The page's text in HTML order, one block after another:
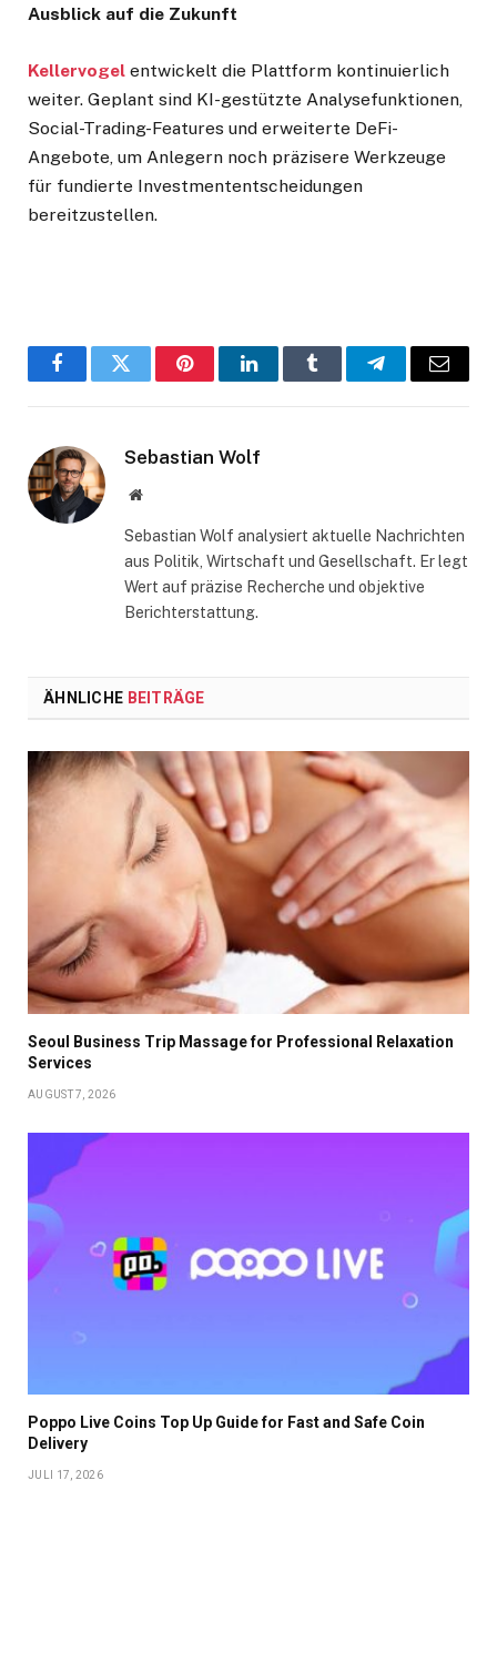
Ausblick auf die Zukunft
Kellervogel entwickelt die Plattform kontinuierlich
weiter. Geplant sind KI-gestützte Analysefunktionen,
Social-Trading-Features und erweiterte DeFi-
Angebote, um Anlegern noch präzisere Werkzeuge
für fundierte Investmententscheidungen
bereitzustellen.
FacebookTwitter PinterestLinkedInTumblr TelegramEmail
Sebastian Wolf
Website
Sebastian Wolf analysiert aktuelle Nachrichten
aus Politik, Wirtschaft und Gesellschaft. Er legt
Wert auf präzise Recherche und objektive
Berichterstattung.
ÄHNLICHE BEITRÄGE
Seoul Business Trip Massage for Professional Relaxation
Services
AUGUST 7, 2026
Poppo Live Coins Top Up Guide for Fast and Safe Coin
Delivery
JULI 17, 2026